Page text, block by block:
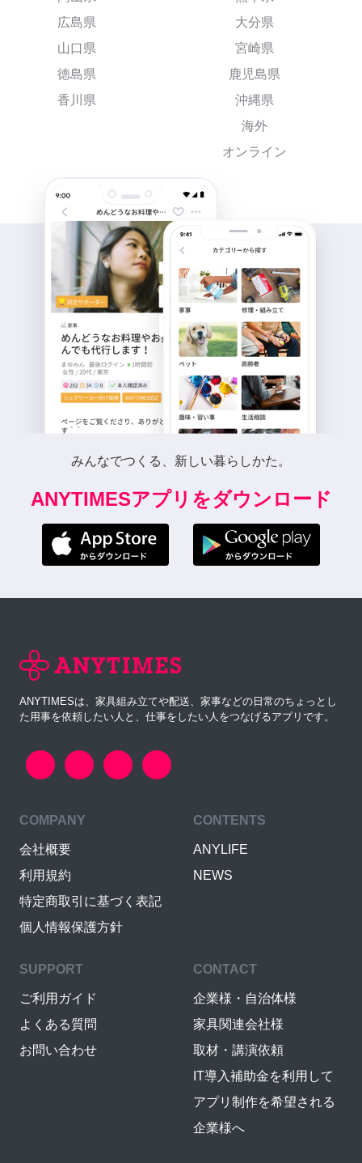
広島県
山口県
徳島県
香川県
大分県
宮崎県
鹿児島県
沖縄県
海外
オンライン
みんなでつくる、新しい暮らしかた。
ANYTIMESアプリをダウンロード
ANYTIMESは、家具組み立てや配送、家事などの日常のちょっとし
た用事を依頼したい人と、仕事をしたい人をつなげるアプリです。
COMPANY
会社概要
利用規約
特定商取引に基づく表記
個人情報保護方針
CONTENTS
ANYLIFE
NEWS
SUPPORT
ご利用ガイド
よくある質問
お問い合わせ
CONTACT
企業様・自治体様
家具関連会社様
取材・講演依頼
IT導入補助金を利用して
アプリ制作を希望される
企業様へ